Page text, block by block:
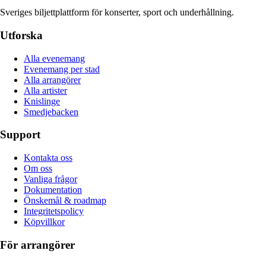
Sveriges biljettplattform för konserter, sport och underhållning.
Utforska
Alla evenemang
Evenemang per stad
Alla arrangörer
Alla artister
Knislinge
Smedjebacken
Support
Kontakta oss
Om oss
Vanliga frågor
Dokumentation
Önskemål & roadmap
Integritetspolicy
Köpvillkor
För arrangörer